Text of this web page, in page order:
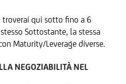
troverai qui sotto fino a 6
Sottostante, la stessa
Maturity/Leverage diverse.
NEGOZIABILITÀ NEL